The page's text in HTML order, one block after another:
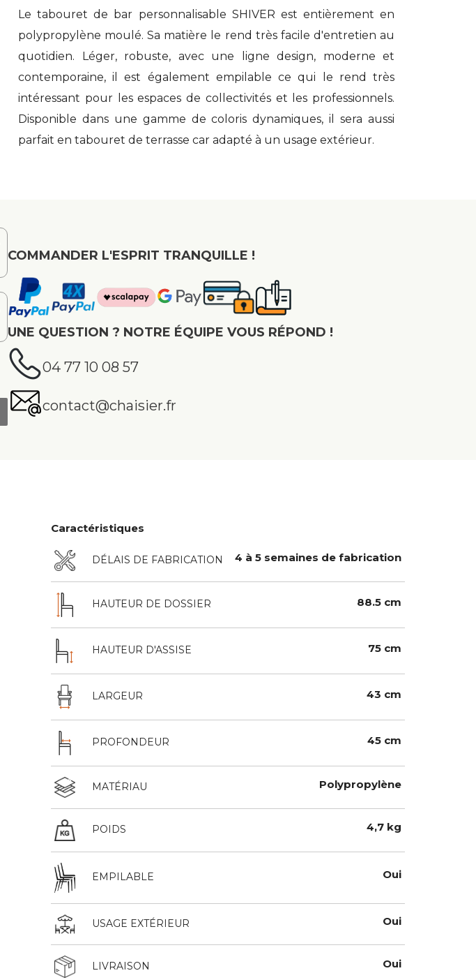
Le tabouret de bar personnalisable SHIVER est entièrement en
polypropylène moulé. Sa matière le rend très facile d'entretien au
quotidien. Léger, robuste, avec une ligne design, moderne et
contemporaine, il est également empilable ce qui le rend très
intéressant pour les espaces de collectivités et les professionnels.
Disponible dans une gamme de coloris dynamiques, il sera aussi
parfait en tabouret de terrasse car adapté à un usage extérieur.
COMMANDER L'ESPRIT TRANQUILLE !
UNE QUESTION ? NOTRE ÉQUIPE VOUS RÉPOND !
04 77 10 08 57
contact@chaisier.fr
Caractéristiques
DÉLAIS DE FABRICATION 4 à 5 semaines de fabrication
HAUTEUR DE DOSSIER 88.5 cm
HAUTEUR D'ASSISE 75 cm
LARGEUR 43 cm
PROFONDEUR 45 cm
MATÉRIAU Polypropylène
POIDS 4,7 kg
EMPILABLE Oui
USAGE EXTÉRIEUR Oui
LIVRAISON Oui